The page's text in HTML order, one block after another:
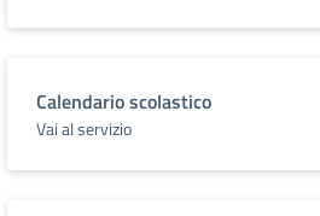
Calendario scolastico
Vai al servizio